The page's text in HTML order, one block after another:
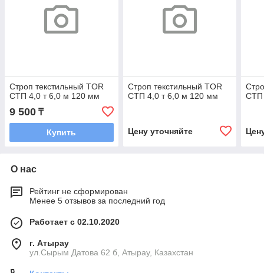
Строп текстильный TOR
СТП 4,0 т 6,0 м 120 мм
9 500 ₸
Купить
Строп текстильный TOR
СТП 4,0 т 6,0 м 120 мм
Цену уточняйте
СТП
О нас
Рейтинг не сформирован
Менее 5 отзывов за последний год
Работает с 02.10.2020
г. Атырау
ул.Сырым Датова 62 б, Атырау, Казахстан